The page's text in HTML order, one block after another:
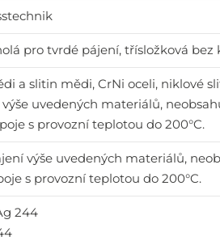
pro tvrdé pájení, třísložková bez
a slitin mědi, CrNi oceli, niklové
uvedených materiálů,
s provozní teplotou do 200°C.
výše uvedených materiálů,
s provozní teplotou do 200°C.
244